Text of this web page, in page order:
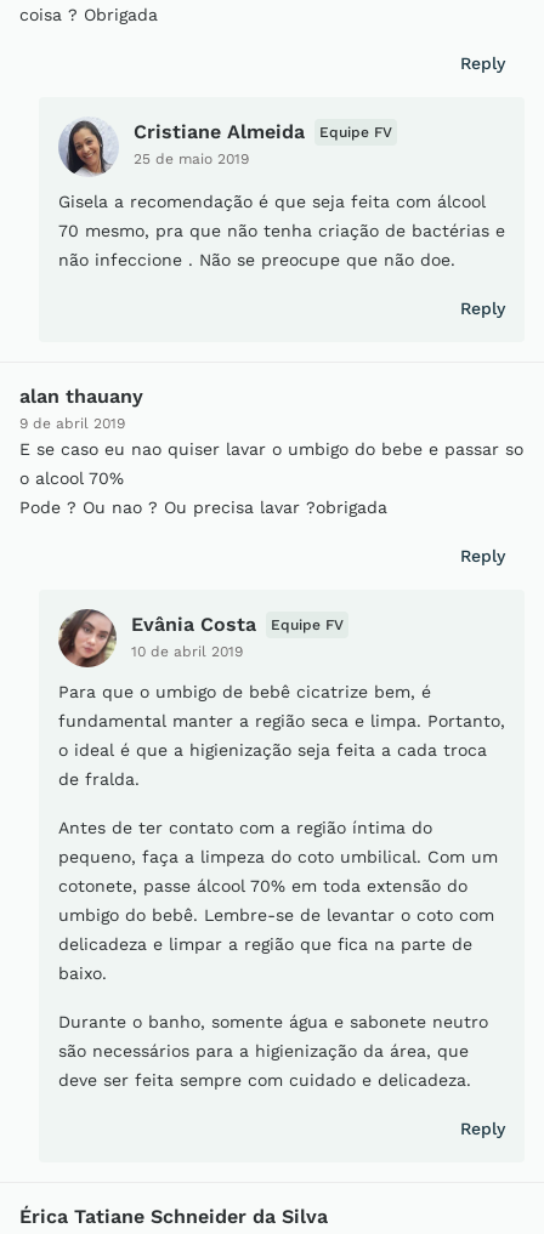
coisa ? Obrigada
Reply
Cristiane Almeida
25 de maio 2019
Equipe FV
Gisela a recomendação é que seja feita com álcool
70 mesmo, pra que não tenha criação de bactérias e
não infeccione . Não se preocupe que não doe.
Reply
alan thauany
9 de abril 2019
E se caso eu nao quiser lavar o umbigo do bebe e passar so
o alcool 70%
Pode ? Ou nao ? Ou precisa lavar ?obrigada
Reply
Evânia Costa
10 de abril 2019
Equipe FV
Para que o umbigo de bebê cicatrize bem, é
fundamental manter a região seca e limpa. Portanto,
o ideal é que a higienização seja feita a cada troca
de fralda.
Antes de ter contato com a região íntima do
pequeno, faça a limpeza do coto umbilical. Com um
cotonete, passe álcool 70% em toda extensão do
umbigo do bebê. Lembre-se de levantar o coto com
delicadeza e limpar a região que fica na parte de
baixo.
Durante o banho, somente água e sabonete neutro
são necessários para a higienização da área, que
deve ser feita sempre com cuidado e delicadeza.
Reply
Érica Tatiane Schneider da Silva